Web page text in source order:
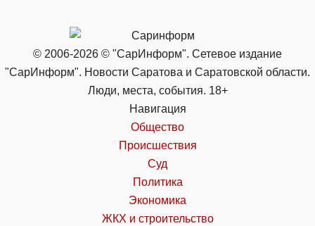
© 2006-2026 © "СарИнформ". Сетевое издание
"СарИнформ". Новости Саратова и Саратовской области.
Люди, места, события. 18+
Навигация
Общество
Происшествия
Суд
Политика
Экономика
ЖКХ и строительство